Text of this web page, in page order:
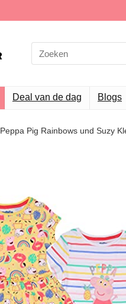
Search
for:
Deal van de dag Blogs
Peppa Pig Rainbows und Suzy